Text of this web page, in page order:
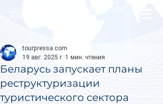
Беларусь запускает планы
реструктуризации
туристического сектора
tourpressa.com
19 авг. 2025 г. 1 мин. чтения